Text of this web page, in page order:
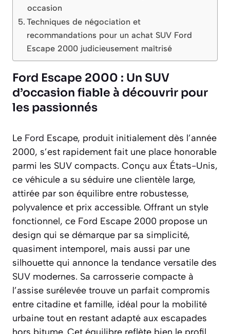
occasion
Techniques de négociation et
recommandations pour un achat SUV Ford
Escape 2000 judicieusement maîtrisé
Ford Escape 2000 : Un SUV
d’occasion fiable à découvrir pour
les passionnés
Le Ford Escape, produit initialement dès l’année
2000, s’est rapidement fait une place honorable
parmi les SUV compacts. Conçu aux États-Unis,
ce véhicule a su séduire une clientèle large,
attirée par son équilibre entre robustesse,
polyvalence et prix accessible. Offrant un style
fonctionnel, ce Ford Escape 2000 propose un
design qui se démarque par sa simplicité,
quasiment intemporel, mais aussi par une
silhouette qui annonce la tendance versatile des
SUV modernes. Sa carrosserie compacte à
l’assise surélevée trouve un parfait compromis
entre citadine et famille, idéal pour la mobilité
urbaine tout en restant adapté aux escapades